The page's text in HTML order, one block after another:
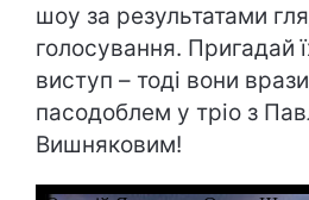
шоу за результатами
голосування. Пригадай
виступ – тоді вони
пасодоблем у тріо з
Вишняковим!